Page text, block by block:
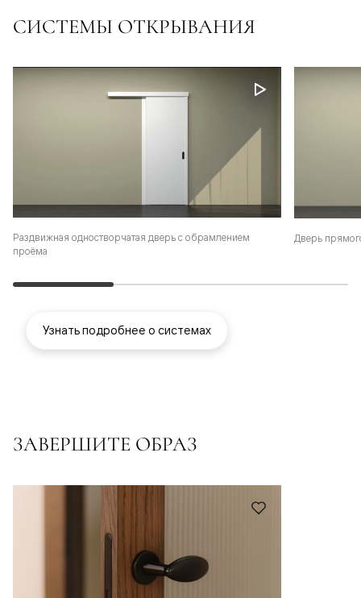
СИСТЕМЫ ОТКРЫВАНИЯ
Раздвижная одностворчатая дверь с обрамлением
проёма
Дверь
Узнать подробнее о системах
ЗАВЕРШИТЕ ОБРАЗ